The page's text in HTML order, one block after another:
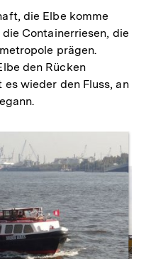
die Elbe komme
Containerriesen, die
prägen.
den Rücken
wieder den Fluss, an